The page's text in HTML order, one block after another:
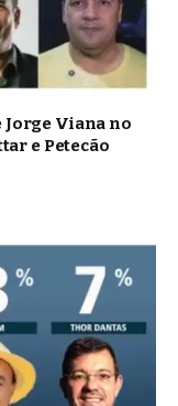
Jorge Viana no
e Petecão